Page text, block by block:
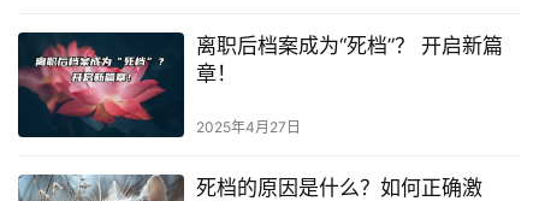
离职后档案成为“死档”？ 开启新篇
章！
2025年4月27日
死档的原因是什么？如何正确激